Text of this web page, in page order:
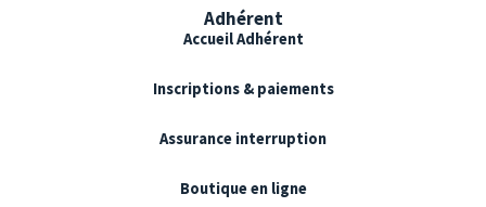
Adhérent
Accueil Adhérent
Inscriptions & paiements
Assurance interruption
Boutique en ligne